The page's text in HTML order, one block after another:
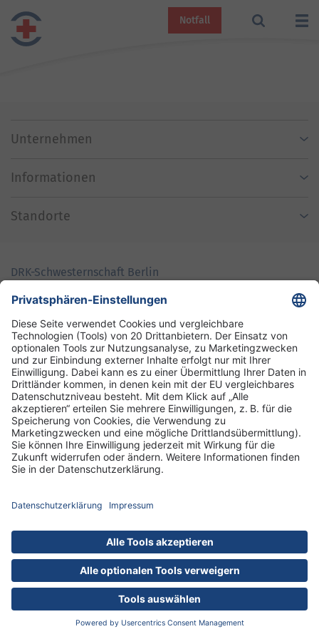
Notfall
Unternehmen
Informationen
Standorte
DRK-Schwesternschaft Berlin
Impressum
Datenschutz-Informationen
Hausordnung
Cookies
nach oben